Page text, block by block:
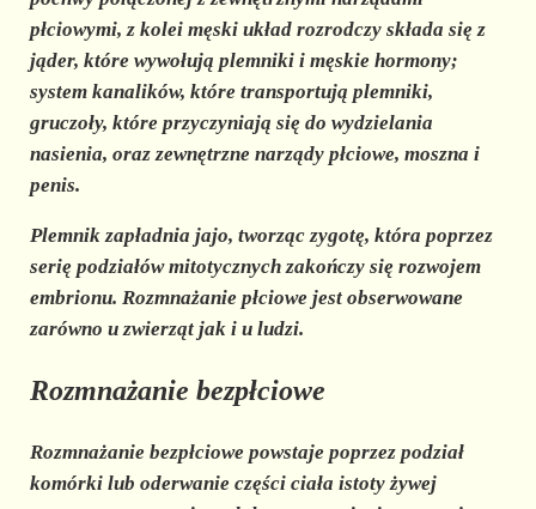
płciowymi, z kolei męski układ rozrodczy składa się z
jąder, które wywołują plemniki i męskie hormony;
system kanalików, które transportują plemniki,
gruczoły, które przyczyniają się do wydzielania
nasienia, oraz zewnętrzne narządy płciowe, moszna i
penis.
Plemnik zapładnia jajo, tworząc zygotę, która poprzez
serię podziałów mitotycznych zakończy się rozwojem
embrionu. Rozmnażanie płciowe jest obserwowane
zarówno u zwierząt jak i u ludzi.
Rozmnażanie bezpłciowe
Rozmnażanie bezpłciowe powstaje poprzez podział
komórki lub oderwanie części ciała istoty żywej